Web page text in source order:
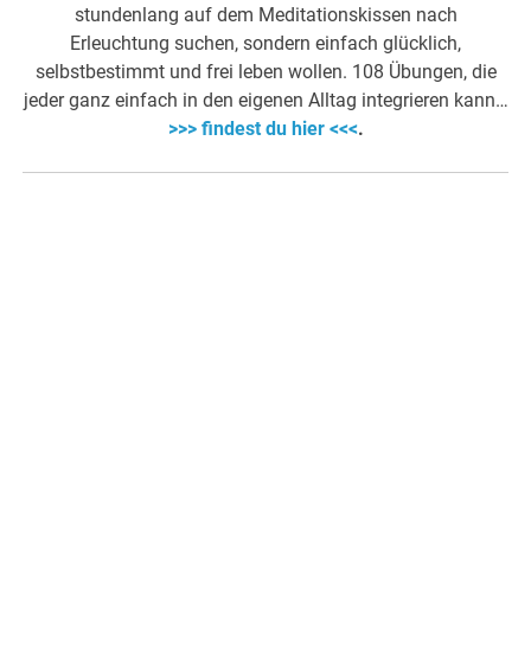
stundenlang auf dem Meditationskissen nach
Erleuchtung suchen, sondern einfach glücklich,
selbstbestimmt und frei leben wollen. 108 Übungen, die
jeder ganz einfach in den eigenen Alltag integrieren kann…
>>> findest du hier <<<.